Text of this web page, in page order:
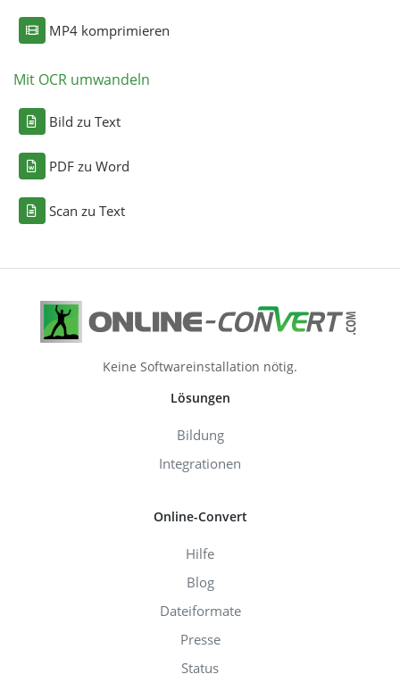
MP4 komprimieren
Mit OCR umwandeln
Bild zu Text
PDF zu Word
Scan zu Text
Keine Softwareinstallation nötig.
Lösungen
Bildung
Integrationen
Online-Convert
Hilfe
Blog
Dateiformate
Presse
Status